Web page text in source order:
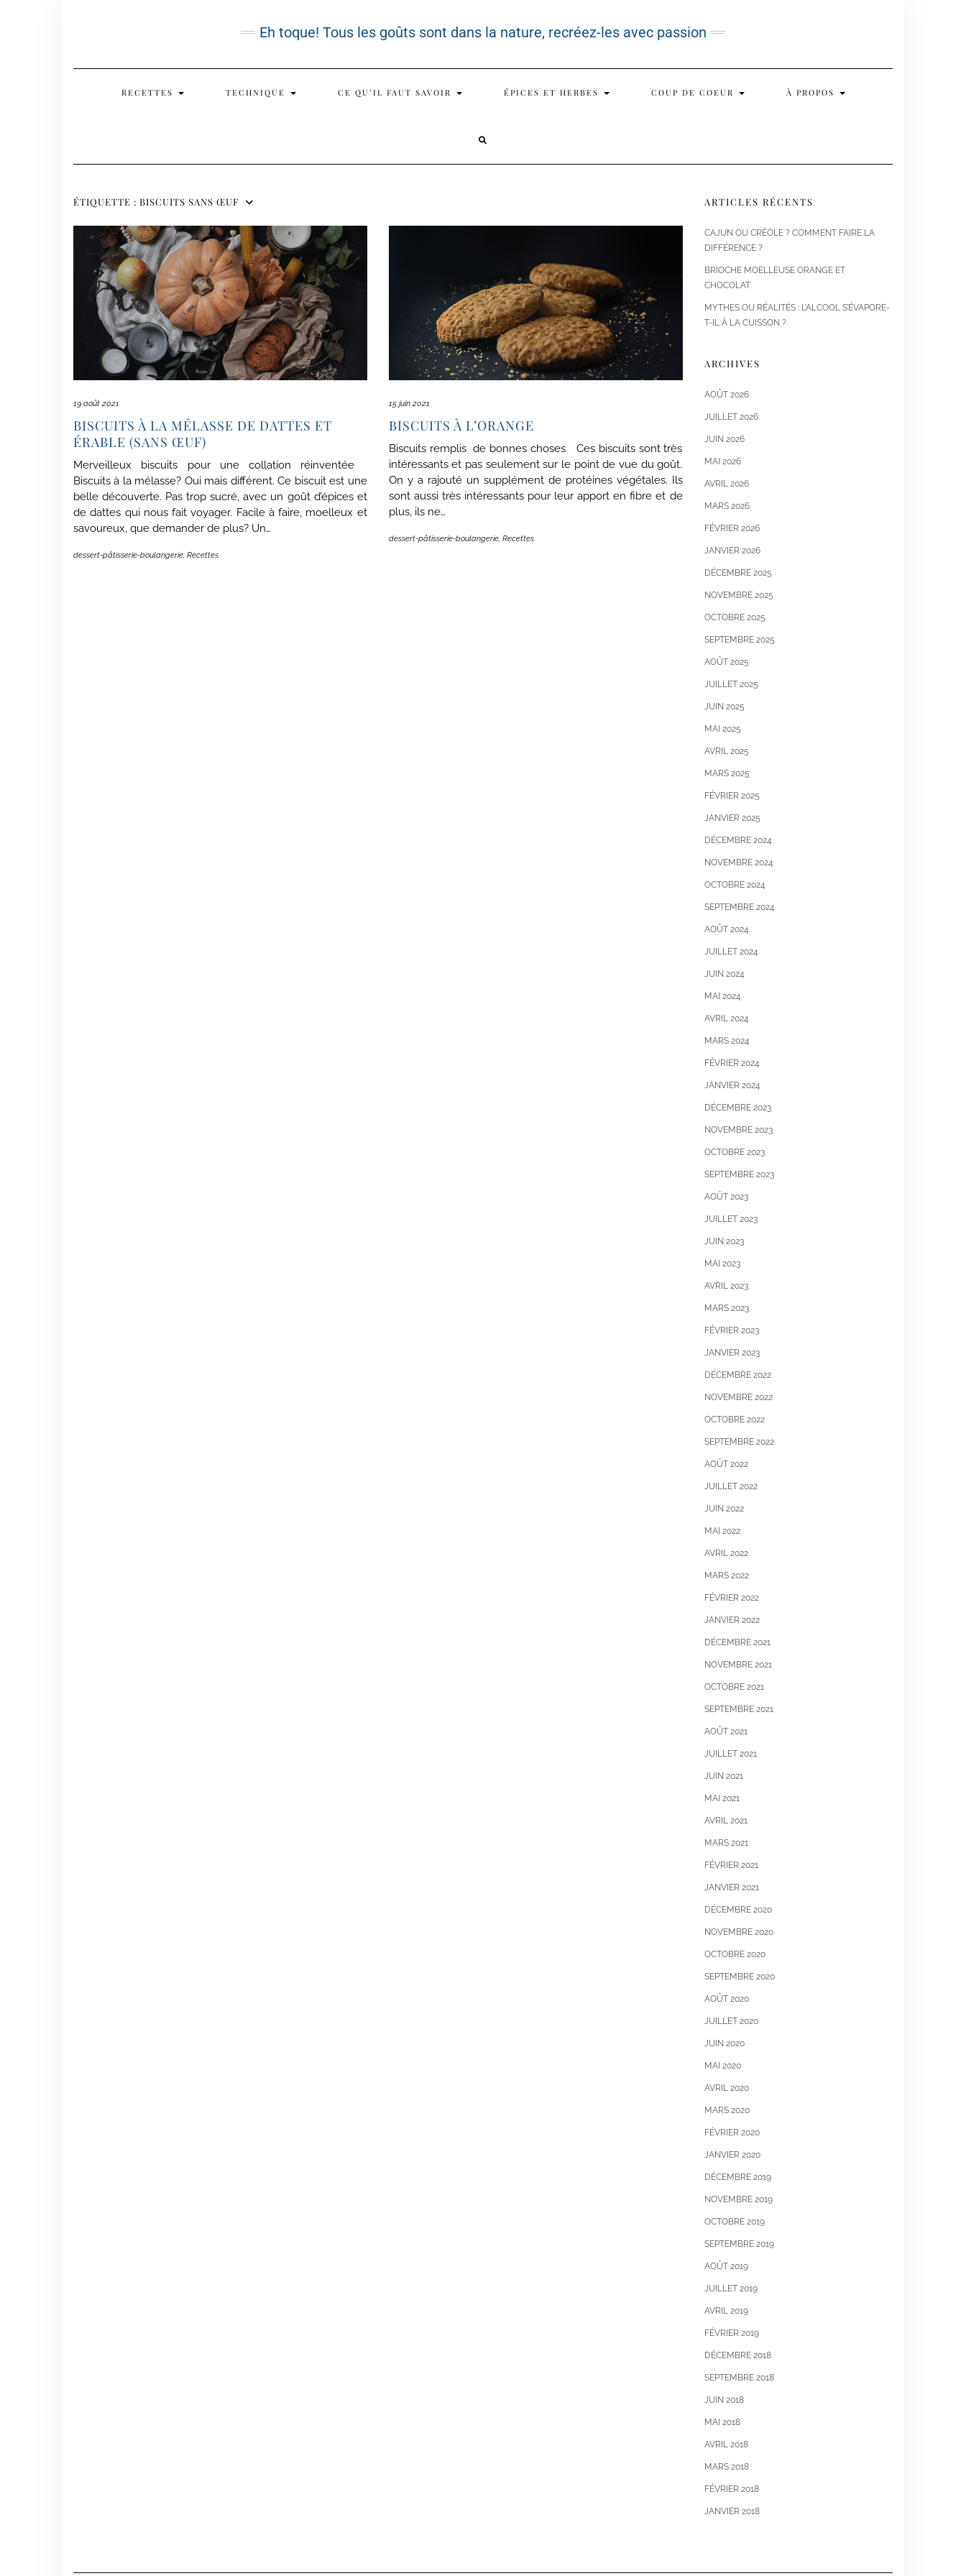
Eh toque! Tous les goûts sont dans la nature, recréez-les avec passion
RECETTES TECHNIQUE CE QU’IL FAUT SAVOIR ÉPICES ET HERBES COUP DE COEUR À PROPOS
ÉTIQUETTE : BISCUITS SANS ŒUF
19 août 2021
BISCUITS À LA MÉLASSE DE DATTES ET
ÉRABLE (SANS ŒUF)
Merveilleux biscuits pour une collation réinventée
Biscuits à la mélasse? Oui mais différent. Ce biscuit est une
belle découverte. Pas trop sucré, avec un goût d’épices et
de dattes qui nous fait voyager. Facile à faire, moelleux et
savoureux, que demander de plus? Un…
dessert-pâtisserie-boulangerie, Recettes
15 juin 2021
BISCUITS À L’ORANGE
Biscuits remplis de bonnes choses Ces biscuits sont très
intéressants et pas seulement sur le point de vue du goût.
On y a rajouté un supplément de protéines végétales. Ils
sont aussi très intéressants pour leur apport en fibre et de
plus, ils ne…
dessert-pâtisserie-boulangerie, Recettes
ARTICLES RÉCENTS
CAJUN OU CRÉOLE ? COMMENT FAIRE LA
DIFFÉRENCE ?
BRIOCHE MOELLEUSE ORANGE ET
CHOCOLAT
MYTHES OU RÉALITÉS : L’ALCOOL S’ÉVAPORE-
T-IL À LA CUISSON ?
ARCHIVES
AOÛT 2026
JUILLET 2026
JUIN 2026
MAI 2026
AVRIL 2026
MARS 2026
FÉVRIER 2026
JANVIER 2026
DÉCEMBRE 2025
NOVEMBRE 2025
OCTOBRE 2025
SEPTEMBRE 2025
AOÛT 2025
JUILLET 2025
JUIN 2025
MAI 2025
AVRIL 2025
MARS 2025
FÉVRIER 2025
JANVIER 2025
DÉCEMBRE 2024
NOVEMBRE 2024
OCTOBRE 2024
SEPTEMBRE 2024
AOÛT 2024
JUILLET 2024
JUIN 2024
MAI 2024
AVRIL 2024
MARS 2024
FÉVRIER 2024
JANVIER 2024
DÉCEMBRE 2023
NOVEMBRE 2023
OCTOBRE 2023
SEPTEMBRE 2023
AOÛT 2023
JUILLET 2023
JUIN 2023
MAI 2023
AVRIL 2023
MARS 2023
FÉVRIER 2023
JANVIER 2023
DÉCEMBRE 2022
NOVEMBRE 2022
OCTOBRE 2022
SEPTEMBRE 2022
AOÛT 2022
JUILLET 2022
JUIN 2022
MAI 2022
AVRIL 2022
MARS 2022
FÉVRIER 2022
JANVIER 2022
DÉCEMBRE 2021
NOVEMBRE 2021
OCTOBRE 2021
SEPTEMBRE 2021
AOÛT 2021
JUILLET 2021
JUIN 2021
MAI 2021
AVRIL 2021
MARS 2021
FÉVRIER 2021
JANVIER 2021
DÉCEMBRE 2020
NOVEMBRE 2020
OCTOBRE 2020
SEPTEMBRE 2020
AOÛT 2020
JUILLET 2020
JUIN 2020
MAI 2020
AVRIL 2020
MARS 2020
FÉVRIER 2020
JANVIER 2020
DÉCEMBRE 2019
NOVEMBRE 2019
OCTOBRE 2019
SEPTEMBRE 2019
AOÛT 2019
JUILLET 2019
AVRIL 2019
FÉVRIER 2019
DÉCEMBRE 2018
SEPTEMBRE 2018
JUIN 2018
MAI 2018
AVRIL 2018
MARS 2018
FÉVRIER 2018
JANVIER 2018